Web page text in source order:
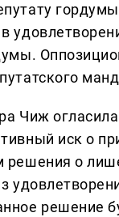
Чиж
иск о
решения о
решение